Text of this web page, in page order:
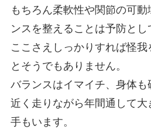
もちろん柔軟性や関節の可
ンスを整えることは予防と
ここさえしっかりすれば怪我
とそうでもありません。
バランスはイマイチ、身体
近く走りながら年間通して大
手もいます。